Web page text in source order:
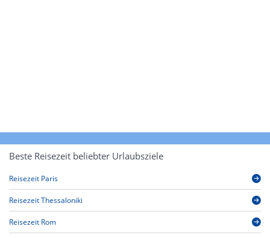
Beste Reisezeit beliebter Urlaubsziele
Reisezeit Paris
Reisezeit Thessaloniki
Reisezeit Rom